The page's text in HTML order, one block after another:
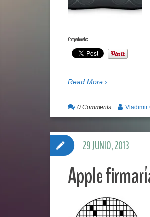
Comparte esto:
Read More
0 Comments Vladimir
Apple
29 JUNIO, 2013